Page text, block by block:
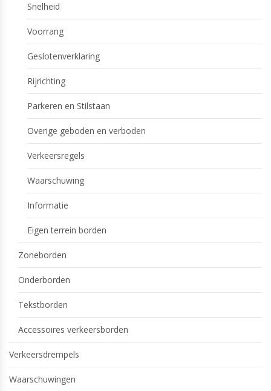
Snelheid
Voorrang
Geslotenverklaring
Rijrichting
Parkeren en Stilstaan
Overige geboden en verboden
Verkeersregels
Waarschuwing
Informatie
Eigen terrein borden
Zoneborden
Onderborden
Tekstborden
Accessoires verkeersborden
Verkeersdrempels
Waarschuwingen